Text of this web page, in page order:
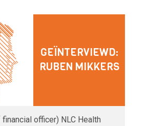
GEÏNTERVIEWD:
RUBEN MIKKERS
financial officer) NLC Health